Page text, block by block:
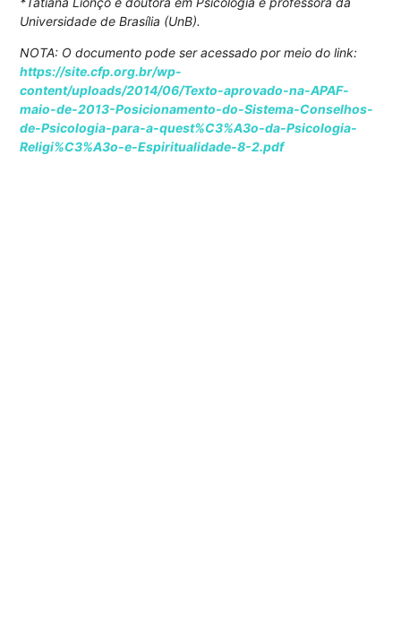
Universidade de Brasília (UnB).
NOTA: O documento pode ser acessado por meio do link:
https://site.cfp.org.br/wp-
content/uploads/2014/06/Texto-aprovado-na-APAF-
maio-de-2013-Posicionamento-do-Sistema-Conselhos-
de-Psicologia-para-a-quest%C3%A3o-da-Psicologia-
Religi%C3%A3o-e-Espiritualidade-8-2.pdf